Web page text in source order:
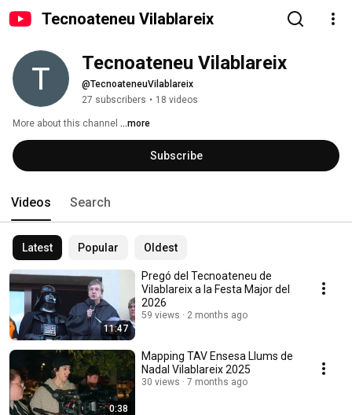
Tecnoateneu Vilablareix
Tecnoateneu Vilablareix
@TecnoateneuVilablareix
27 subscribers • 18 videos
More about this channel ...more
Subscribe
Videos Search
Latest Popular Oldest
11:47
Pregó del Tecnoateneu de
Vilablareix a la Festa Major del
2026
59 views 2 months ago
0:38
Mapping TAV Ensesa Llums de
Nadal Vilablareix 2025
30 views 7 months ago